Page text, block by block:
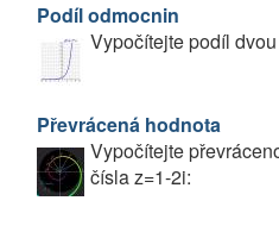
Podíl odmocnin
Vypočítejte podíl
Převrácená hodnota
Vypočítejte
čísla z=1-2i: